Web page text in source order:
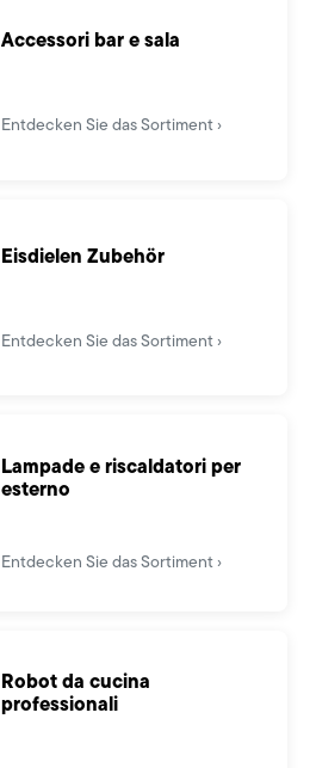
Accessori bar e sala
Entdecken Sie das Sortiment
Eisdielen Zubehör
Entdecken Sie das Sortiment
Lampade e riscaldatori per
esterno
Entdecken Sie das Sortiment
Robot da cucina
professionali